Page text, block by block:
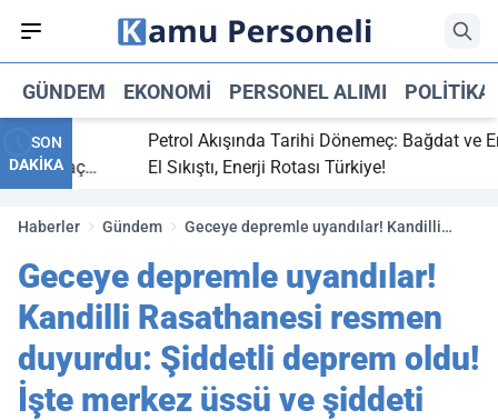
GÜNDEM EKONOMI PERSONEL ALIMI POLITIKA
SON
DAKİKA
bitti,
maç
Petrol Akışında Tarihi Dönemeç: Bağdat ve Erbil
El Sıkıştı, Enerji Rotası Türkiye!
Haberler Gündem
Geceye depremle uyandılar! Kandilli
deprem oldu! İşte merkez üssü ve şiddeti
Geceye depremle uyandılar!
Kandilli Rasathanesi resmen
duyurdu: Şiddetli deprem oldu!
İşte merkez üssü ve şiddeti